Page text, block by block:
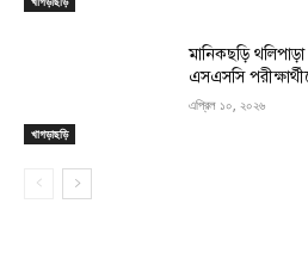
খাগড়াছড়ি
মানিকছড়ি
এসএসসি
এপ্রিল ১০, ২০২৬